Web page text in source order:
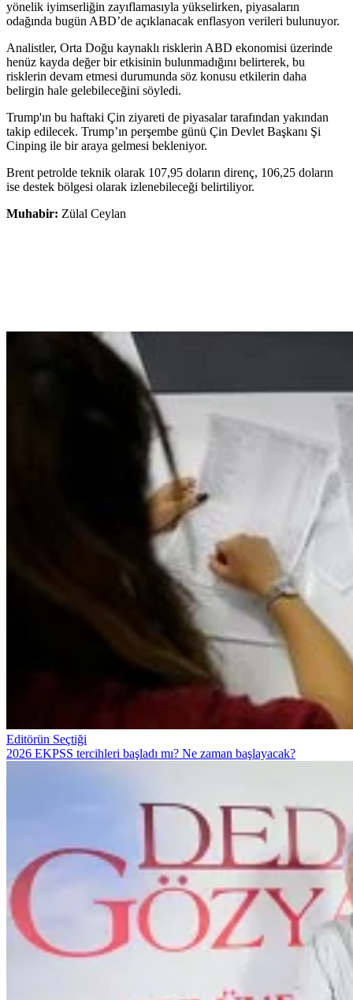
yönelik iyimserliğin zayıflamasıyla yükselirken, piyasaların
odağında bugün ABD’de açıklanacak enflasyon verileri bulunuyor.
Analistler, Orta Doğu kaynaklı risklerin ABD ekonomisi üzerinde
henüz kayda değer bir etkisinin bulunmadığını belirterek, bu
risklerin devam etmesi durumunda söz konusu etkilerin daha
belirgin hale gelebileceğini söyledi.
Trump'ın bu haftaki Çin ziyareti de piyasalar tarafından yakından
takip edilecek. Trump’ın perşembe günü Çin Devlet Başkanı Şi
Cinping ile bir araya gelmesi bekleniyor.
Brent petrolde teknik olarak 107,95 doların direnç, 106,25 doların
ise destek bölgesi olarak izlenebileceği belirtiliyor.
Muhabir: Zülal Ceylan
Editörün Seçtiği
2026 EKPSS tercihleri başladı mı? Ne zaman başlayacak?